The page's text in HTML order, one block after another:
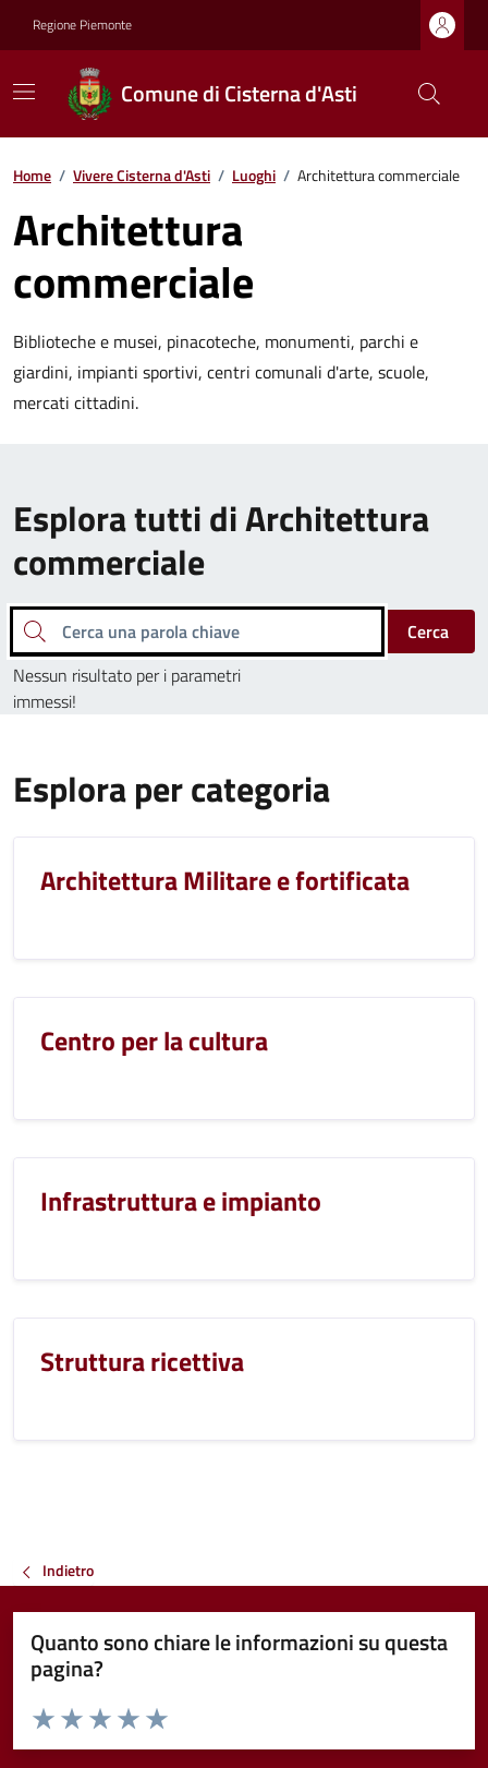
Regione Piemonte
Comune di Cisterna d'Asti
Home / Vivere Cisterna d'Asti / Luoghi / Architettura commerciale
Architettura
commerciale
Biblioteche e musei, pinacoteche, monumenti, parchi e
giardini, impianti sportivi, centri comunali d'arte, scuole,
mercati cittadini.
Esplora tutti di Architettura
commerciale
Cerca una parola chiave
Cerca
Nessun risultato per i parametri
immessi!
Esplora per categoria
Architettura Militare e fortificata
Centro per la cultura
Infrastruttura e impianto
Struttura ricettiva
Indietro
Quanto sono chiare le informazioni su questa
pagina?
Valuta da 1 a 5 stelle la pagina
Valuta 5 stelle su 5
Valuta 4 stelle su 5
Valuta 3 stelle su 5
Valuta 2 stelle su 5
Valuta 1 stelle su 5